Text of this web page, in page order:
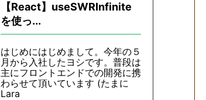
【React】useSWRInfinite
を使っ...
はじめにはじめまして。今年の５
月から入社したヨシです。普段は
主にフロントエンドでの開発に携
わらせて頂いています (たまに
Lara